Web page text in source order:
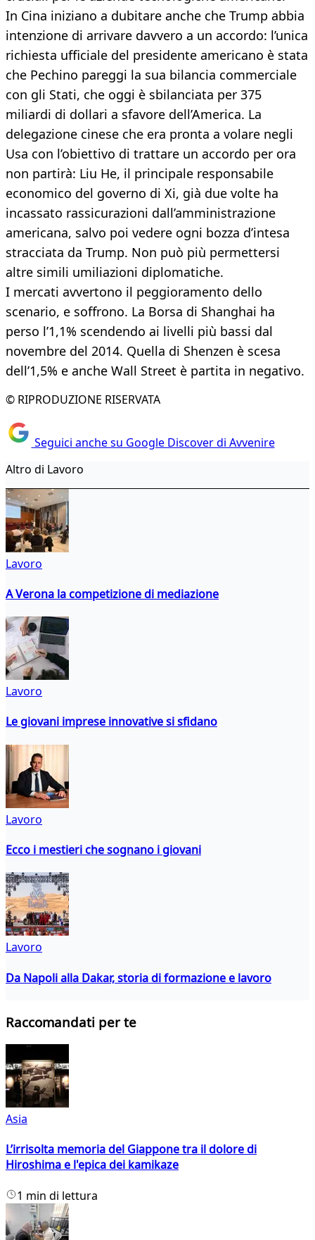
In Cina iniziano a dubitare anche che Trump abbia
intenzione di arrivare davvero a un accordo: l’unica
richiesta ufficiale del presidente americano è stata
che Pechino pareggi la sua bilancia commerciale
con gli Stati, che oggi è sbilanciata per 375
miliardi di dollari a sfavore dell’America. La
delegazione cinese che era pronta a volare negli
Usa con l’obiettivo di trattare un accordo per ora
non partirà: Liu He, il principale responsabile
economico del governo di Xi, già due volte ha
incassato rassicurazioni dall’amministrazione
americana, salvo poi vedere ogni bozza d’intesa
stracciata da Trump. Non può più permettersi
altre simili umiliazioni diplomatiche.
I mercati avvertono il peggioramento dello
scenario, e soffrono. La Borsa di Shanghai ha
perso l’1,1% scendendo ai livelli più bassi dal
novembre del 2014. Quella di Shenzen è scesa
dell’1,5% e anche Wall Street è partita in negativo.
© RIPRODUZIONE RISERVATA
Seguici anche su Google Discover di Avvenire
Altro di Lavoro
Lavoro
A Verona la competizione di mediazione
Lavoro
Le giovani imprese innovative si sfidano
Lavoro
Ecco i mestieri che sognano i giovani
Lavoro
Da Napoli alla Dakar, storia di formazione e lavoro
Raccomandati per te
Asia
L’irrisolta memoria del Giappone tra il dolore di
Hiroshima e l'epica dei kamikaze
1 min di lettura